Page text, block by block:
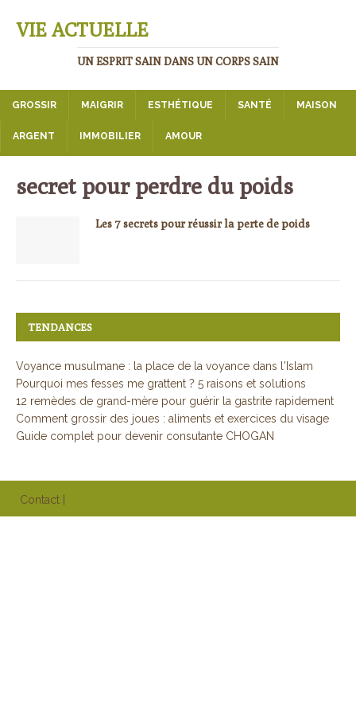
VIE ACTUELLE
UN ESPRIT SAIN DANS UN CORPS SAIN
GROSSIR MAIGRIR ESTHÉTIQUE SANTÉ MAISON
ARGENT IMMOBILIER AMOUR
secret pour perdre du poids
Les 7 secrets pour réussir la perte de poids
TENDANCES
Voyance musulmane : la place de la voyance dans l'Islam
Pourquoi mes fesses me grattent ? 5 raisons et solutions
12 remèdes de grand-mère pour guérir la gastrite rapidement
Comment grossir des joues : aliments et exercices du visage
Guide complet pour devenir consutante CHOGAN
Contact